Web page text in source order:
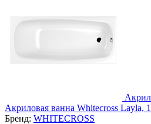
Акриловая ванна Whitecross Layla,
Бренд: WHITECROSS